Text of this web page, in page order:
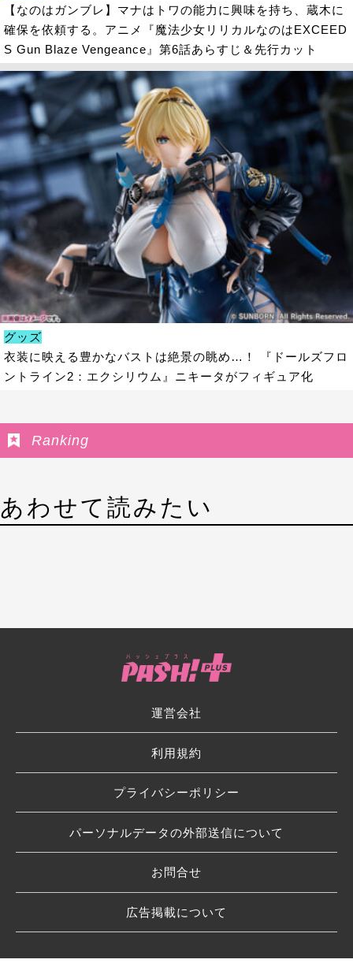
【なのはガンブレ】マナはトワの能力に興味を持ち、蔵木に
確保を依頼する。アニメ『魔法少女リリカルなのはEXCEED
S Gun Blaze Vengeance』第6話あらすじ＆先行カット
グッズ
衣装に映える豊かなバストは絶景の眺め…！ 『ドールズフロ
ントライン2：エクシリウム』ニキータがフィギュア化
Ranking
あわせて読みたい
運営会社
利用規約
プライバシーポリシー
パーソナルデータの外部送信について
お問合せ
広告掲載について